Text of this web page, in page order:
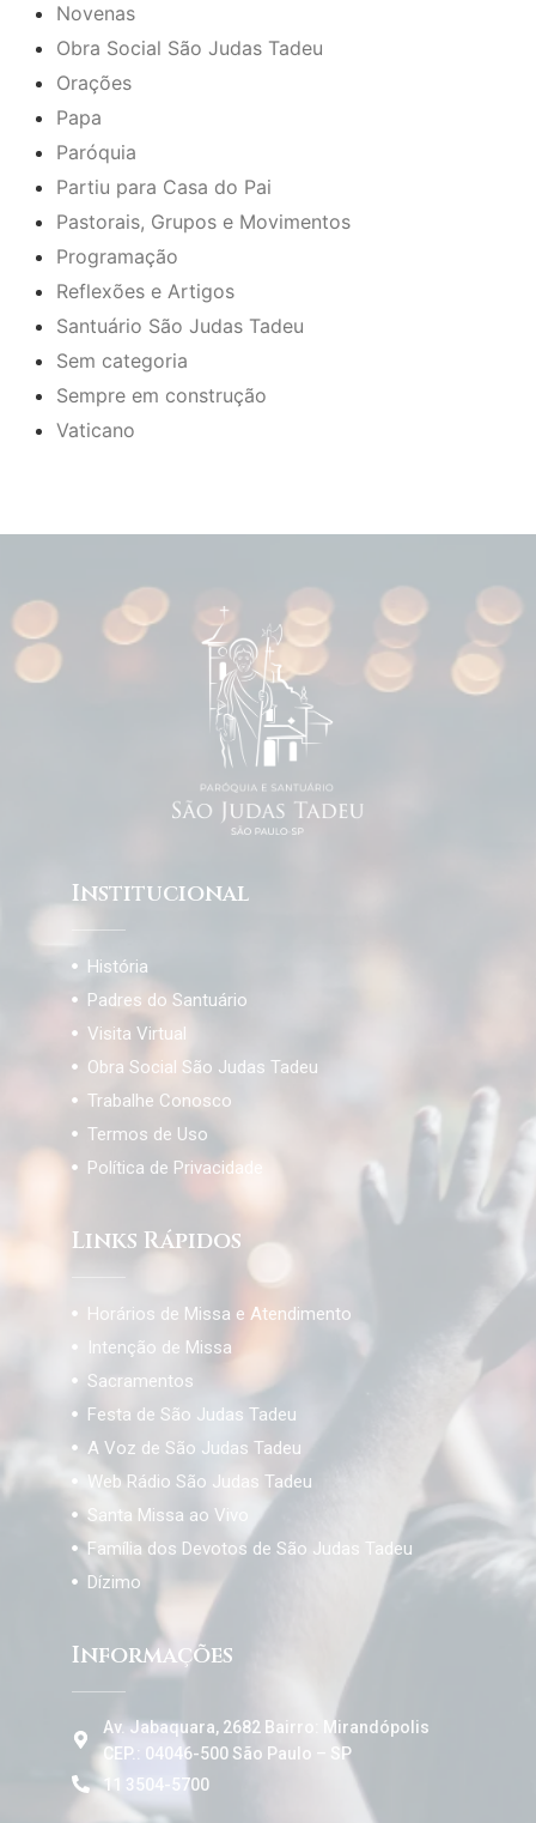
Novenas
Obra Social São Judas Tadeu
Orações
Papa
Paróquia
Partiu para Casa do Pai
Pastorais, Grupos e Movimentos
Programação
Reflexões e Artigos
Santuário São Judas Tadeu
Sem categoria
Sempre em construção
Vaticano
Institucional
História
Padres do Santuário
Visita Virtual
Obra Social São Judas Tadeu
Trabalhe Conosco
Termos de Uso
Política de Privacidade
Links Rápidos
Horários de Missa e Atendimento
Intenção de Missa
Sacramentos
Festa de São Judas Tadeu
A Voz de São Judas Tadeu
Web Rádio São Judas Tadeu
Santa Missa ao Vivo
Família dos Devotos de São Judas Tadeu
Dízimo
Informações
Av. Jabaquara, 2682 Bairro: Mirandópolis
CEP.: 04046-500 São Paulo – SP
11 3504-5700